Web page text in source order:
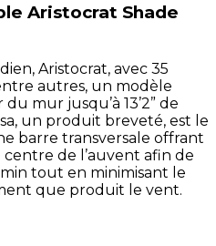
Aristocrat Shade
Aristocrat, avec 35
autres, un modèle
du mur jusqu’à 13’2” de
un produit breveté, est le
barre transversale offrant
de l’auvent afin de
tout en minimisant le
que produit le vent.